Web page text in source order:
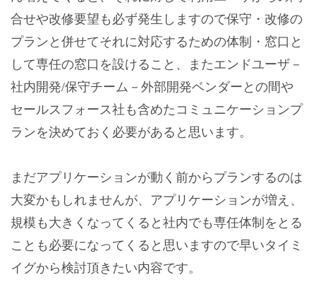
合せや改修要望も必ず発生しますので保守・改修の
プランと併せてそれに対応するための体制・窓口と
して専任の窓口を設けること、またエンドユーザ－
社内開発/保守チーム－外部開発ベンダーとの間や
セールスフォース社も含めたコミュニケーションプ
ランを決めておく必要があると思います。
まだアプリケーションが動く前からプランするのは
大変かもしれませんが、アプリケーションが増え、
規模も大きくなってくると社内でも専任体制をとる
ことも必要になってくると思いますので早いタイミ
イグから検討頂きたい内容です。